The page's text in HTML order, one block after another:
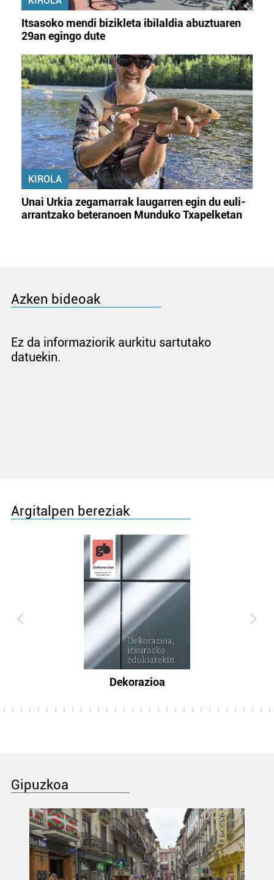
Itsasoko mendi bizikleta ibilaldia abuztuaren
29an egingo dute
KIROLA
Unai Urkia zegamarrak laugarren egin du euli-
arrantzako beteranoen Munduko Txapelketan
Azken bideoak
Ez da informaziorik aurkitu sartutako
datuekin.
Argitalpen bereziak
Dekorazioa
Gipuzkoa